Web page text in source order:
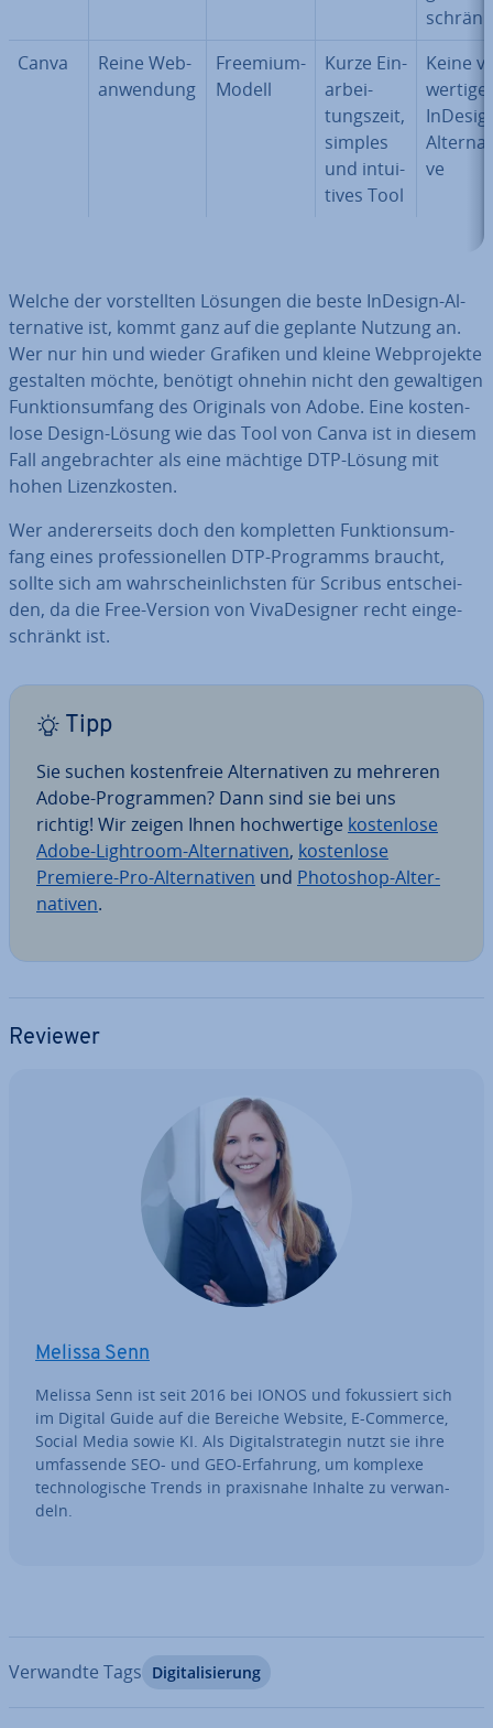
Canva
Reine Web­
an­wen­dung
Freemium-
Modell
Kurze Ein­
ar­bei­
tungs­zeit,
simples
und in­tui­
ti­ves Tool
Keine
wer­ti­ge
ve
Welche der vor­stell­ten Lösungen die beste InDesign-Al­
ter­na­ti­ve ist, kommt ganz auf die geplante Nutzung an.
Wer nur hin und wieder Grafiken und kleine Web­pro­jek­te
gestalten möchte, benötigt ohnehin nicht den ge­wal­ti­gen
Funk­ti­ons­um­fang des Originals von Adobe. Eine kos­ten­
lo­se Design-Lösung wie das Tool von Canva ist in diesem
Fall an­ge­brach­ter als eine mächtige DTP-Lösung mit
hohen Li­zenz­kos­ten.
Wer an­de­rer­seits doch den kom­plet­ten Funk­ti­ons­um­
fang eines pro­fes­sio­nel­len DTP-Programms braucht,
sollte sich am wahr­schein­lichs­ten für Scribus ent­schei­
den, da die Free-Version von Viv­a­De­si­gner recht ein­ge­
schränkt ist.
Tipp
Sie suchen kos­ten­freie Al­ter­na­ti­ven zu mehreren
Adobe-Pro­gram­men? Dann sind sie bei uns
richtig! Wir zeigen Ihnen hoch­wer­ti­ge kos­ten­lo­se
Adobe-Lightroom-Al­ter­na­ti­ven, kos­ten­lo­se
Premiere-Pro-Al­ter­na­ti­ven und Photoshop-Al­ter­
na­ti­ven.
Reviewer
Melissa Senn
Melissa Senn ist seit 2016 bei IONOS und fo­kus­siert sich
im Digital Guide auf die Bereiche Website, E-Commerce,
Social Media sowie KI. Als Di­gi­tal­stra­te­gin nutzt sie ihre
um­fas­sen­de SEO- und GEO-Erfahrung, um komplexe
tech­no­lo­gi­sche Trends in pra­xis­na­he Inhalte zu ver­wan­
deln.
Verwandte Tags Di­gi­ta­li­sie­rung